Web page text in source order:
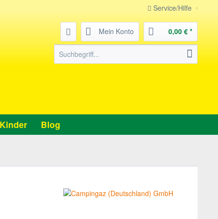
Service/Hilfe
Mein Konto 0,00 € *
Kinder Blog